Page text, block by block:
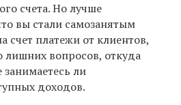
счета. Но лучше
вы стали самозанятым
счет платежи от клиентов,
лишних вопросов, откуда
ли
доходов.